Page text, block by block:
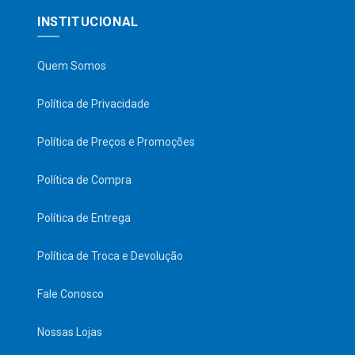
INSTITUCIONAL
Quem Somos
Política de Privacidade
Política de Preços e Promoções
Política de Compra
Política de Entrega
Política de Troca e Devolução
Fale Conosco
Nossas Lojas